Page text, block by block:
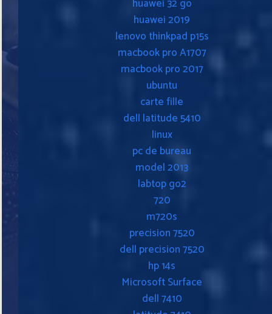
huawei 32 go
huawei 2019
lenovo thinkpad p15s
macbook pro A1707
macbook pro 2017
ubuntu
carte fille
dell latitude 5410
linux
pc de bureau
model 2013
labtop go2
720
m720s
precision 7520
dell precision 7520
hp 14s
Microsoft Surface
dell 7410